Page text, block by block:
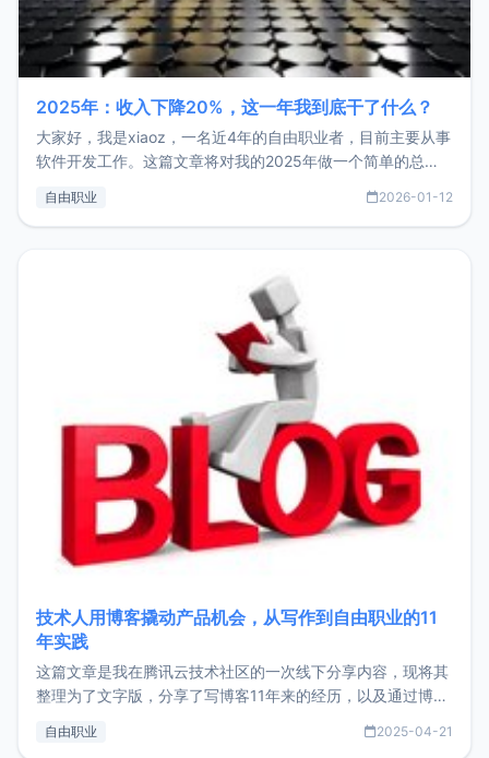
2025年：收入下降20%，这一年我到底干了什么？
大家好，我是xiaoz，一名近4年的自由职业者，目前主要从事
软件开发工作。这篇文章将对我的2025年做一个简单的总
收入下降20%，但却过得很充实，2026年不求突破，但求保
自由职业 2026-01-12
技术人用博客撬动产品机会，从写作到自由职业的11
年实践
这篇文章是我在腾讯云技术社区的一次线下分享内容，现将其
整理为了文字版，分享了写博客11年来的经历，以及通过博客
了我的首个产品ImgURL的真实数据和产品现状。自我介绍大
自由职业 2025-04-21